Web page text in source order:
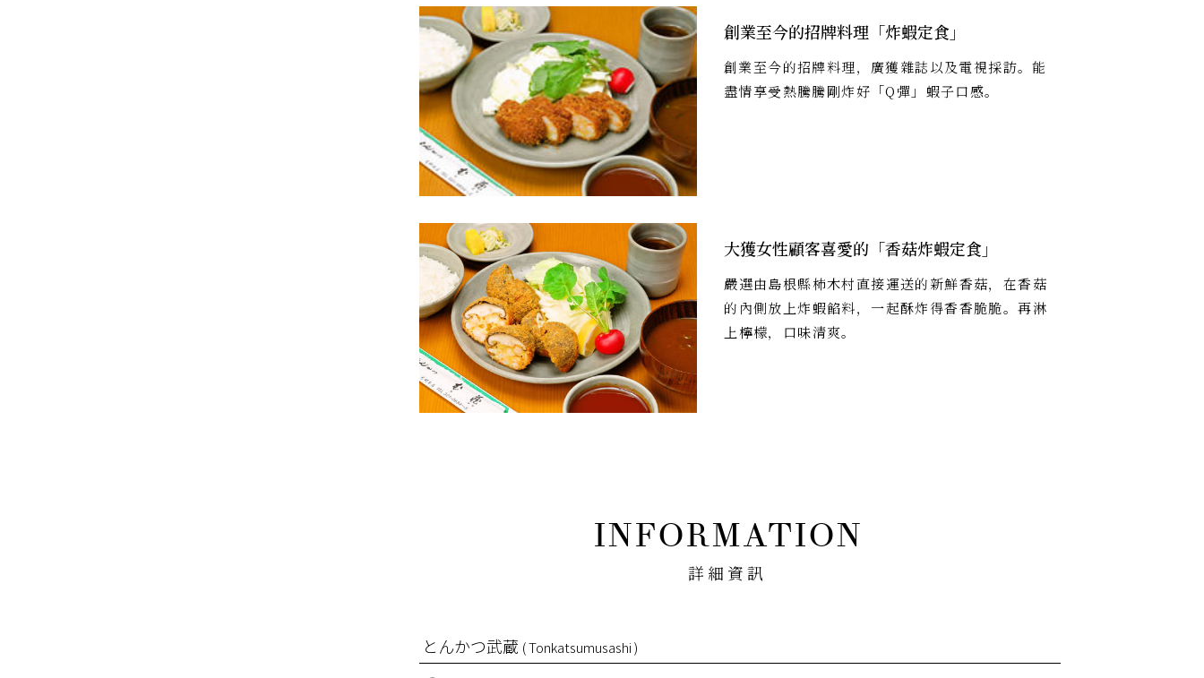
創業至今的招牌料理「炸蝦定食」
創業至今的招牌料理，廣獲雜誌以及電視採訪。能
盡情享受熱騰騰剛炸好「Q彈」蝦子口感。
大獲女性顧客喜愛的「香菇炸蝦定食」
嚴選由島根縣柿木村直接運送的新鮮香菇，在香菇
的內側放上炸蝦餡料，一起酥炸得香香脆脆。再淋
上檸檬，口味清爽。
詳細資訊
とんかつ武蔵 ( Tonkatsumusashi )